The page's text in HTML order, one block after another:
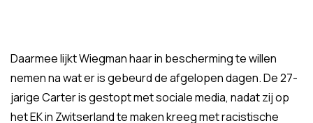
Daarmee lijkt Wiegman haar in bescherming te willen
nemen na wat er is gebeurd de afgelopen dagen. De 27-
jarige Carter is gestopt met sociale media, nadat zij op
het EK in Zwitserland te maken kreeg met racistische